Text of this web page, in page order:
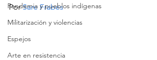
Pandemia y pueblos indígenas
Militarización y violencias
Espejos
Arte en resistencia
Por Sare Frabes